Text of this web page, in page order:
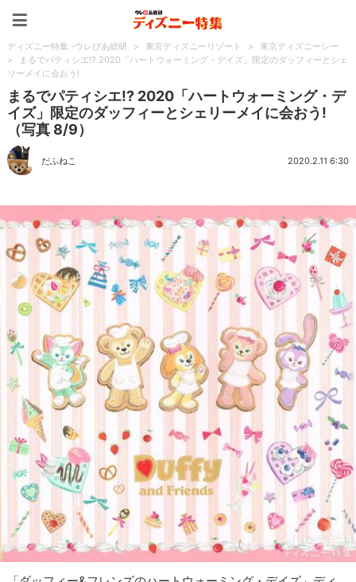
ディズニー特集 -ウレぴあ総研 > 東京ディズニーリゾート >
東京ディズニーシー
>
まるでパティシエ!? 2020「ハートウォーミング・デイズ」限定のダッフィーとシェ
リーメイに会おう!
まるでパティシエ!? 2020「ハートウォーミング・デ
イズ」限定のダッフィーとシェリーメイに会おう!
（写真 8/9）
だふねこ 2020.2.11 6:30